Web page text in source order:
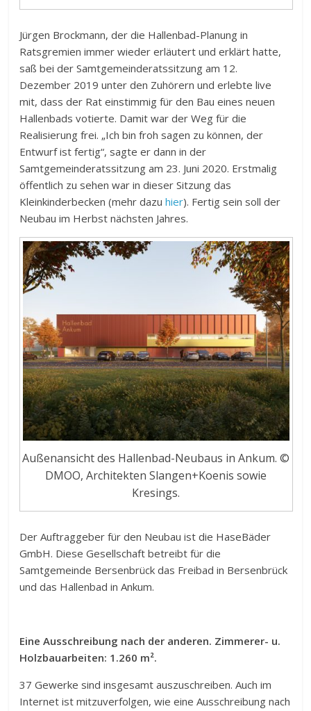
Jürgen Brockmann, der die Hallenbad-Planung in
Ratsgremien immer wieder erläutert und erklärt hatte,
saß bei der Samtgemeinderatssitzung am 12.
Dezember 2019 unter den Zuhörern und erlebte live
mit, dass der Rat einstimmig für den Bau eines neuen
Hallenbads votierte. Damit war der Weg für die
Realisierung frei. „Ich bin froh sagen zu können, der
Entwurf ist fertig“, sagte er dann in der
Samtgemeinderatssitzung am 23. Juni 2020. Erstmalig
öffentlich zu sehen war in dieser Sitzung das
Kleinkinderbecken (mehr dazuhier). Fertig sein soll der
Neubau im Herbst nächsten Jahres.
Außenansicht des Hallenbad-Neubaus in Ankum. ©
DMOO, Architekten Slangen+Koenis sowie
Kresings.
Der Auftraggeber für den Neubau ist die HaseBäder
GmbH. Diese Gesellschaft betreibt für die
Samtgemeinde Bersenbrück das Freibad in Bersenbrück
und das Hallenbad in Ankum.
Eine Ausschreibung nach der anderen. Zimmerer- u.
Holzbauarbeiten: 1.260 m².
37 Gewerke sind insgesamt auszuschreiben. Auch im
Internet ist mitzuverfolgen, wie eine Ausschreibung nach